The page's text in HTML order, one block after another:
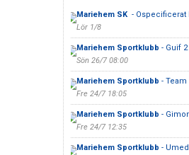
Mariehem SK - Ospecificerat
Lör 1/8
Mariehem Sportklubb - Guif 2
Sön 26/7 08:00
Mariehem Sportklubb -
Fre 24/7 18:05
Mariehem Sportklubb -
Fre 24/7 12:35
Mariehem Sportklubb -